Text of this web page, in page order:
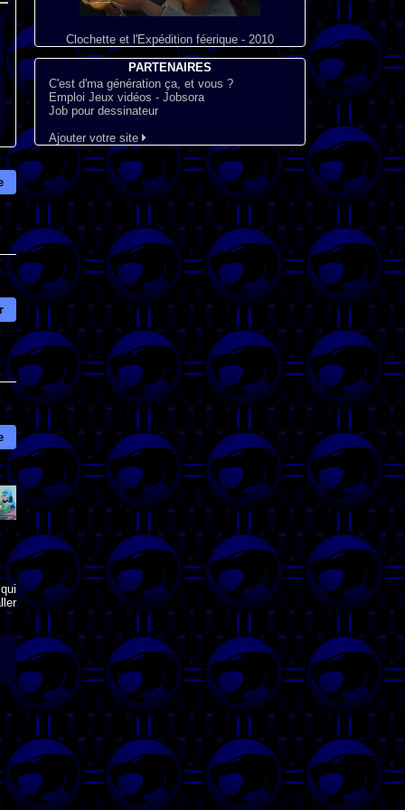
Clochette et l'Expédition féerique - 2010
PARTENAIRES
C'est d'ma génération ça, et vous ?
Emploi Jeux vidéos - Jobsora
Job pour dessinateur
Ajouter votre site